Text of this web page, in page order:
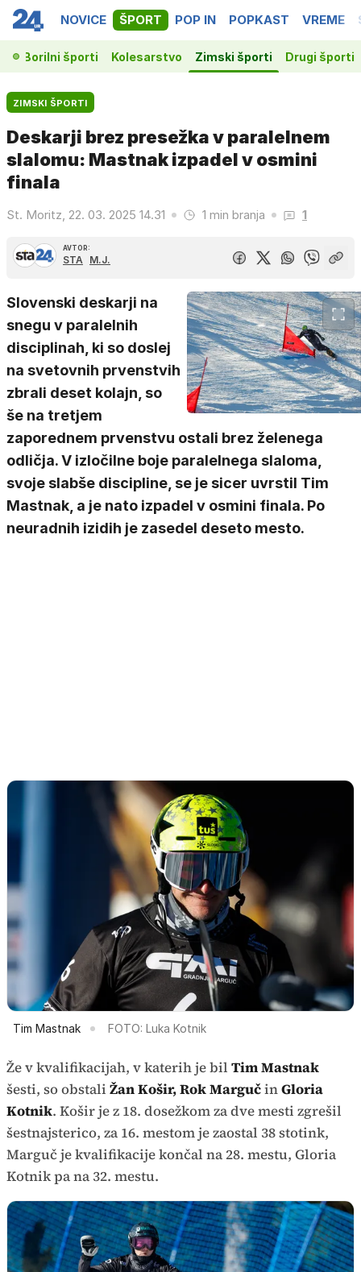
NOVICE ŠPORT POP IN POPKAST VREME
Borilni športi Kolesarstvo Zimski športi Drugi športi
ZIMSKI ŠPORTI
Deskarji brez presežka v paralelnem
slalomu: Mastnak izpadel v osmini
finala
St. Moritz, 22. 03. 2025 14.31 1 min branja 1
AVTOR:
STA M.J.
Slovenski deskarji na
snegu v paralelnih
disciplinah, ki so doslej
na svetovnih prvenstvih
zbrali deset kolajn, so
še na tretjem
zaporednem prvenstvu ostali brez želenega
odličja. V izločilne boje paralelnega slaloma,
svoje slabše discipline, se je sicer uvrstil Tim
Mastnak, a je nato izpadel v osmini finala. Po
neuradnih izidih je zasedel deseto mesto.
Tim Mastnak FOTO: Luka Kotnik
Že v kvalifikacijah, v katerih je bil Tim Mastnak
šesti, so obstali Žan Košir, Rok MargučinGloria
Kotnik. Košir je z 18. dosežkom za dve mesti zgrešil
šestnajsterico, za 16. mestom je zaostal 38 stotink,
Marguč je kvalifikacije končal na 28. mestu, Gloria
Kotnik pa na 32. mestu.